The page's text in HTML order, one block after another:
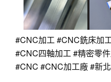
#CNC加工#CNC銑床加
#CNC四軸加工#精密零
#CNC #CNC加工廠#新